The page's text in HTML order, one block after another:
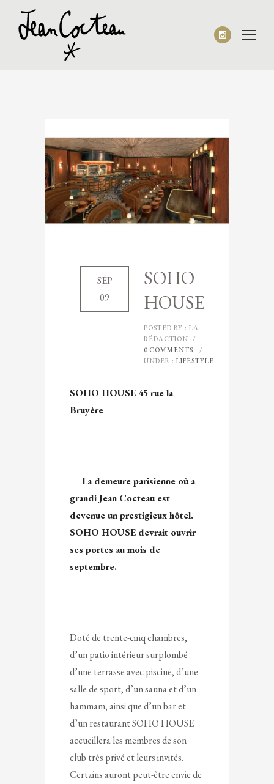
SEP
09
SOHO
HOUSE
POSTED BY : LA
RÉDACTION /
0 COMMENTS
/
UNDER : LIFESTYLE
SOHO HOUSE 45 rue la
Bruyère
La demeure parisienne où a
grandi Jean Cocteau est
devenue un prestigieux hôtel.
SOHO HOUSE devrait ouvrir
ses portes au mois de
septembre.
Doté de trente-cinq chambres,
d’un patio intérieur surplombé
d’une terrasse avec piscine, d’une
salle de sport, d’un sauna et d’un
hammam, ainsi que d’un bar et
d’un restaurant SOHO HOUSE
accueillera les membres de son
club très privé et leurs invités.
Certains auront peut-être envie de